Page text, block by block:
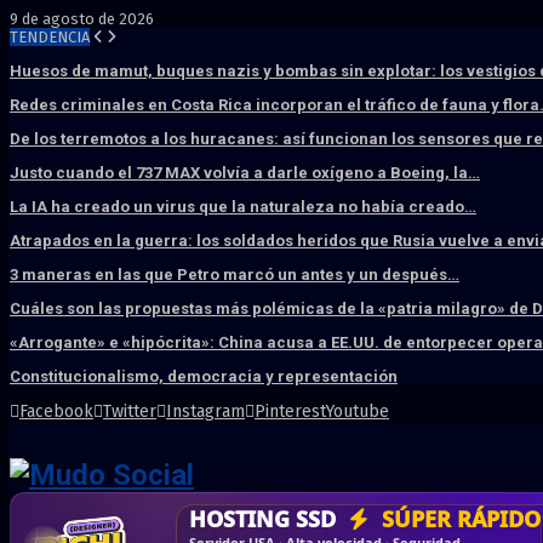
9 de agosto de 2026
TENDENCIA
Huesos de mamut, buques nazis y bombas sin explotar: los vestigios
Redes criminales en Costa Rica incorporan el tráfico de fauna y
De los terremotos a los huracanes: así funcionan los sensores que
Justo cuando el 737 MAX volvía a darle oxígeno a Boeing, la…
La IA ha creado un virus que la naturaleza no había creado…
Atrapados en la guerra: los soldados heridos que Rusia vuelve a
3 maneras en las que Petro marcó un antes y un después…
Cuáles son las propuestas más polémicas de la «patria milagro» de
«Arrogante» e «hipócrita»: China acusa a EE.UU. de entorpecer
Constitucionalismo, democracia y representación
Facebook Twitter Instagram PinterestYoutube
HOSTING SSD SÚPER RÁPIDO
DISEÑO WEB PROFESIONAL
CRM & DASHBOARD A MEDIDA
CORREO CORPORATIVO